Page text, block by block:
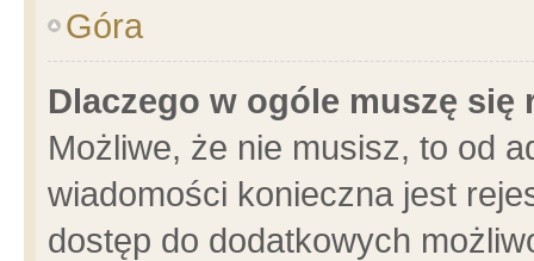
Góra
Dlaczego w ogóle muszę się
Możliwe, że nie musisz, to od
wiadomości konieczna jest
dostęp do dodatkowych